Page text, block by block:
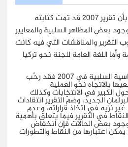
من الأهمية بمكان التنويه بأن تقرير 2007 قد تمت كتابته
بعض المظاهر السلبية والمعايير
التقرير والمناقشات التي فيه كانت
اللغة العامة للجنة نحو تركيا
وبالرغم من التطورات السياسية السلبية في 2007 فقد رحّب
بالاتجاه نحو العملية
الكبير في الانتخابات وكذلك
الجديد، وضمّ التقرير انتقادات
نزيه في اتخاذ قراراته، وعدم
في التقرير فيما يتعلق بأهمية
وجود بعض الحالات فإن انخفاض
اعتبارها من النقاط والتطورات